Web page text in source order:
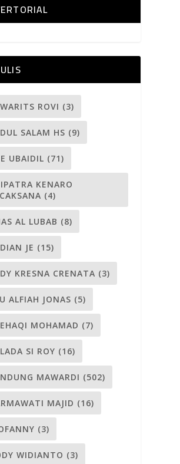
ROVI (3)
SALAM HS (9)
UBAIDIL (71)
KENARO
(4)
AL LUBAB (8)
JE (15)
KRESNA CRENATA (3)
ALFIAH JONAS (5)
MOHAMAD (7)
SI ROY (16)
MAWARDI (502)
MAJID (16)
(3)
WIDIANTO (3)